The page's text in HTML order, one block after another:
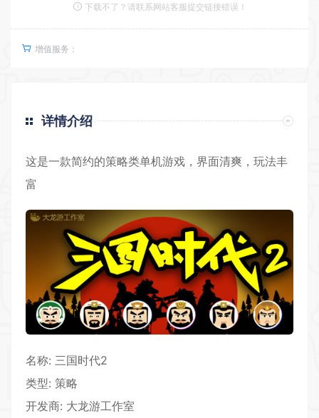
下载不了？请联系网站客服提交链接错误！
增值服务：
详情介绍
这是一款简约的策略类单机游戏，界面清爽，玩法丰
富
名称: 三国时代2
类型: 策略
开发商: 大龙游工作室